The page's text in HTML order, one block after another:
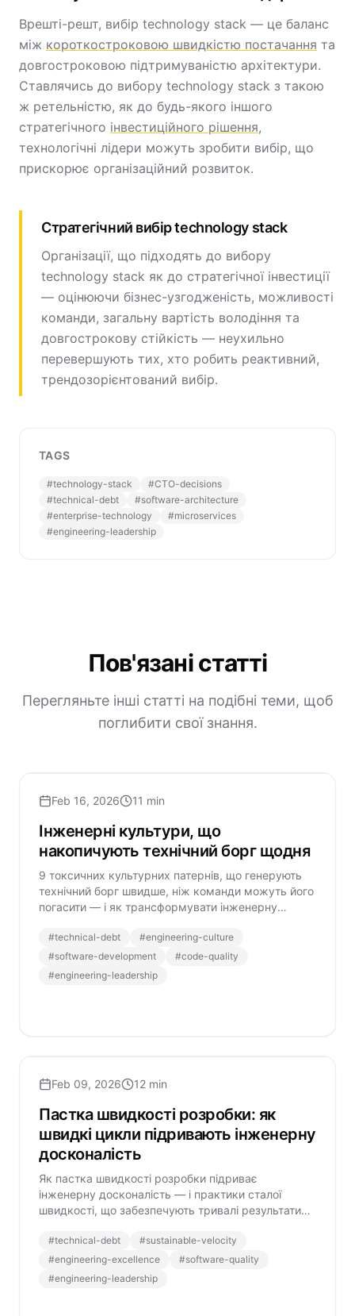
Врешті-решт, вибір technology stack — це баланс
між короткостроковою швидкістю постачання та
довгостроковою підтримуваністю архітектури.
Ставлячись до вибору technology stack з такою
ж ретельністю, як до будь-якого іншого
стратегічного інвестиційного рішення,
технологічні лідери можуть зробити вибір, що
прискорює організаційний розвиток.
Стратегічний вибір technology stack
Організації, що підходять до вибору
technology stack як до стратегічної інвестиції
— оцінюючи бізнес-узгодженість, можливості
команди, загальну вартість володіння та
довгострокову стійкість — неухильно
перевершують тих, хто робить реактивний,
трендозорієнтований вибір.
TAGS
#technology-stack #CTO-decisions
#technical-debt #software-architecture
#enterprise-technology #microservices
#engineering-leadership
Пов'язані статті
Перегляньте інші статті на подібні теми, щоб
поглибити свої знання.
Feb 16, 2026 11 min
Інженерні культури, що
накопичують технічний борг щодня
9 токсичних культурних патернів, що генерують
технічний борг швидше, ніж команди можуть його
погасити — і як трансформувати інженерну
#technical-debt #engineering-culture
#software-development #code-quality
#engineering-leadership
Feb 09, 2026 12 min
Пастка швидкості розробки: як
швидкі цикли підривають інженерну
досконалість
Як пастка швидкості розробки підриває
інженерну досконалість — і практики сталої
швидкості, що забезпечують тривалі результати
#technical-debt #sustainable-velocity
#engineering-excellence #software-quality
#engineering-leadership